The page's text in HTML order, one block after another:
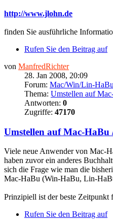
http://www.jlohn.de
finden Sie ausführliche
Rufen Sie den Beitrag auf
von ManfredRichter
28. Jan 2008, 20:09
Forum: Mac/Win/Lin-HaBu
Thema: Umstellen auf
Antworten: 0
Zugriffe: 47170
Umstellen auf Mac-
Viele neue Anwender von Mac-
haben zuvor ein anderes
sich die Frage wie man die
Mac-HaBu (Win-HaBu, Lin-
Prinzipiell ist der beste Zeitpunkt
Rufen Sie den Beitrag auf